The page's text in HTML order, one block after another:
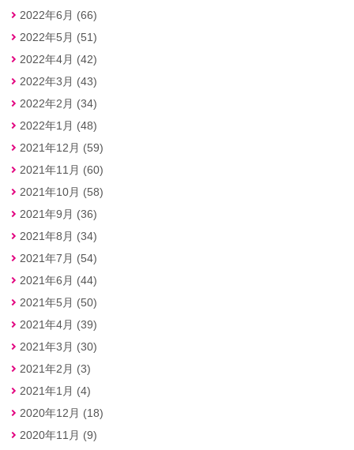
2022年6月 (66)
2022年5月 (51)
2022年4月 (42)
2022年3月 (43)
2022年2月 (34)
2022年1月 (48)
2021年12月 (59)
2021年11月 (60)
2021年10月 (58)
2021年9月 (36)
2021年8月 (34)
2021年7月 (54)
2021年6月 (44)
2021年5月 (50)
2021年4月 (39)
2021年3月 (30)
2021年2月 (3)
2021年1月 (4)
2020年12月 (18)
2020年11月 (9)